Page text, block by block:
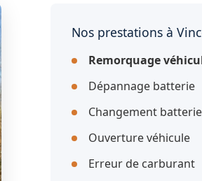
Nos prestations à
Remorquage
Dépannage batterie
Changement batterie
Ouverture véhicule
Erreur de carburant